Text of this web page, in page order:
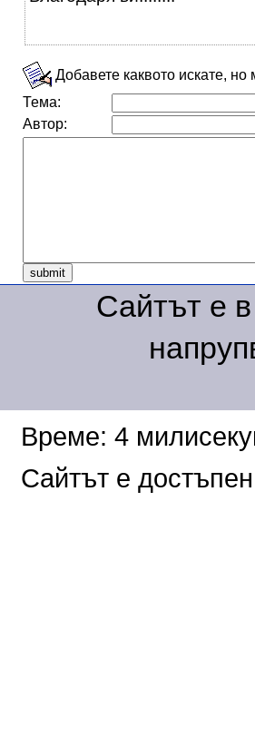
Добавете каквото искате,
Тема:
Автор:
Сайтът е
Време: 4
Сайтът е